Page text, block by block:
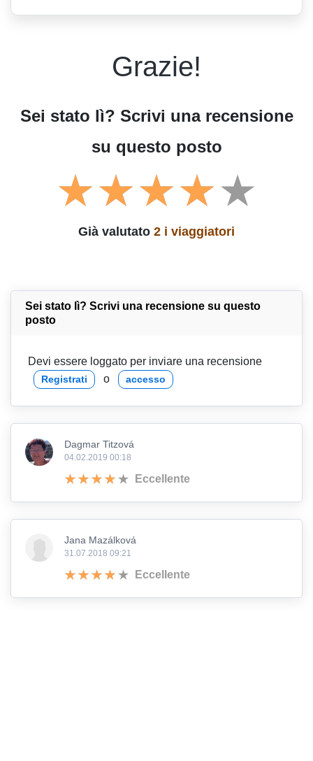
Grazie!
Sei stato lì? Scrivi una recensione
su questo posto
Già valutato 2 i viaggiatori
Sei stato lì? Scrivi una recensione su questo
posto
Devi essere loggato per inviare una recensione
Registrati o accesso
Dagmar Titzová
04.02.2019 00:18
Eccellente
Jana Mazálková
31.07.2018 09:21
Eccellente